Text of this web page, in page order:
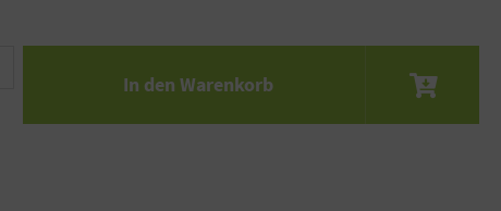
den gewünschten Wert ein oder benutze
In den Warenkorb